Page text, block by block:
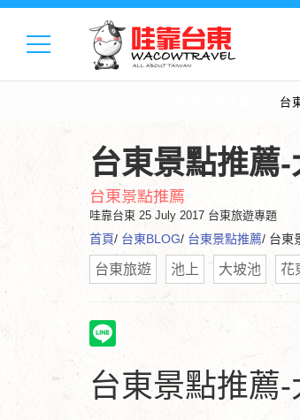
台
台東景點推薦
台東景點推薦
哇靠台東 25 July 2017 台東旅遊專題
首頁/ 台東BLOG/ 台東景點推薦/ 台東
台東旅遊 池上 大坡池 花
台東景點推薦